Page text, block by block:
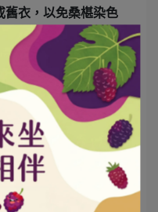
舊衣，以免桑椹染色
自我健康管理，且
或呼吸道症狀，同時
，避免出入公眾場
制，請務必填寫正確
免重複報名，將採用